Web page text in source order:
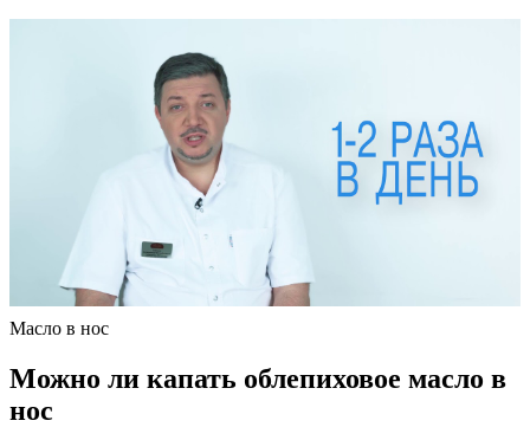
Масло в нос
Можно ли капать облепиховое масло в
нос